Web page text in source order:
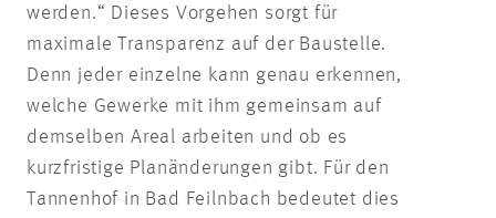
werden.“ Dieses Vorgehen sorgt für
maximale Transparenz auf der Baustelle.
Denn jeder einzelne kann genau erkennen,
welche Gewerke mit ihm gemeinsam auf
demselben Areal arbeiten und ob es
kurzfristige Planänderungen gibt. Für den
Tannenhof in Bad Feilnbach bedeutet dies